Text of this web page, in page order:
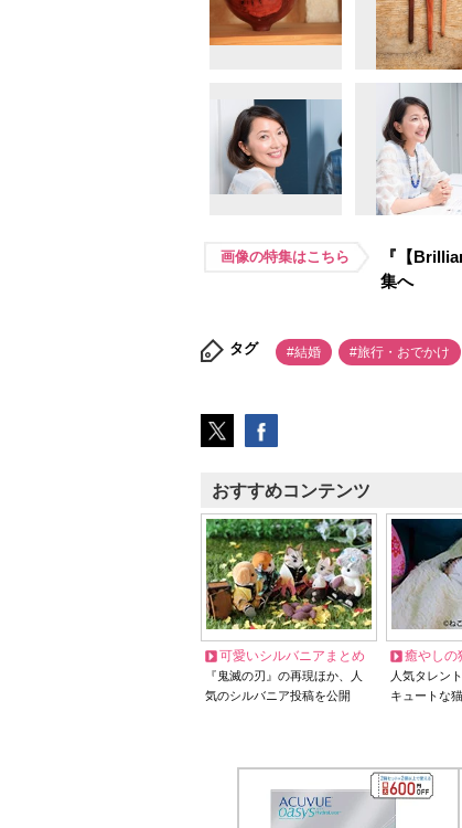
画像の特集はこちら
『【
集へ
タグ #結婚 #旅行・おでかけ
おすすめコンテンツ
可愛いシルバニアまとめ
『鬼滅の刃』の再現ほか、人
気のシルバニア投稿を公開
癒やしの
人気タレン
キュートな